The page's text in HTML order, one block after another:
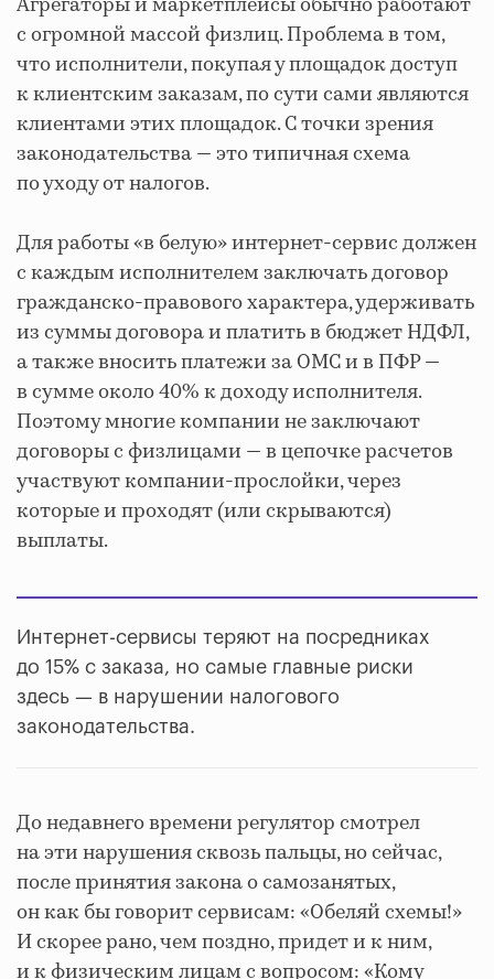
с огромной массой физлиц. Проблема в том,
что исполнители, покупая у площадок доступ
к клиентским заказам, по сути сами являются
клиентами этих площадок. С точки зрения
законодательства — это типичная схема
по уходу от налогов.
Для работы «в белую» интернет-сервис должен
с каждым исполнителем заключать договор
гражданско-правового характера, удерживать
из суммы договора и платить в бюджет НДФЛ,
а также вносить платежи за ОМС и в ПФР —
в сумме около 40% к доходу исполнителя.
Поэтому многие компании не заключают
договоры с физлицами — в цепочке расчетов
участвуют компании-прослойки, через
которые и проходят (или скрываются)
выплаты.
Интернет-сервисы теряют на посредниках
до 15% с заказа, но самые главные риски
здесь — в нарушении налогового
законодательства.
До недавнего времени регулятор смотрел
на эти нарушения сквозь пальцы, но сейчас,
после принятия закона о самозанятых,
он как бы говорит сервисам: «Обеляй схемы!»
И скорее рано, чем поздно, придет и к ним,
и к физическим лицам с вопросом: «Кому